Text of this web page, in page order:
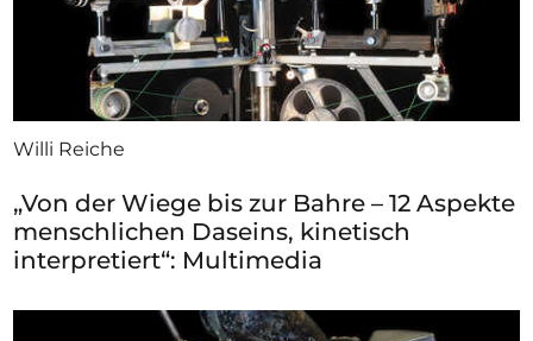
Willi Reiche
„Von der Wiege bis zur Bahre – 12 Aspekte
menschlichen Daseins, kinetisch
interpretiert“: Multimedia